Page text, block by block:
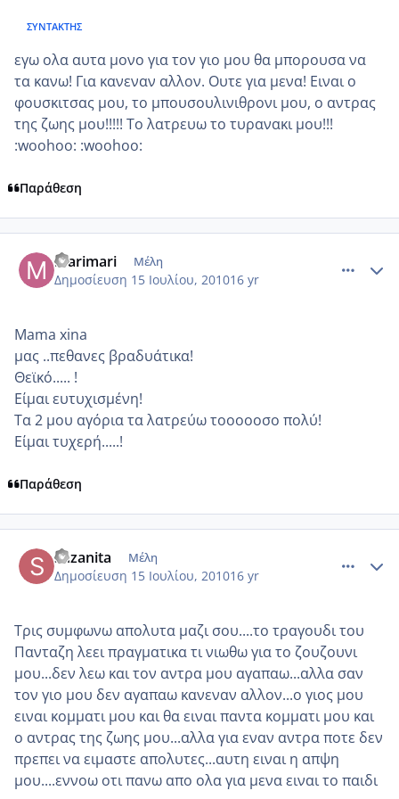
ΣΥΝΤΆΚΤΗΣ
εγω ολα αυτα μονο για τον γιο μου θα μπορουσα να
τα κανω! Για κανεναν αλλον. Ουτε για μενα! Ειναι ο
φουσκιτσας μου, το μπουσουλινιθρονι μου, ο αντρας
της ζωης μου!!!!! Το λατρευω το τυρανακι μου!!!
:woohoo: :woohoo:
Παράθεση
marimari Μέλη
Δημοσίευση 15 Ιουλίου, 201016 yr
Mama xina
μας ..πεθανες βραδυάτικα!
Θεϊκό..... !
Είμαι ευτυχισμένη!
Τα 2 μου αγόρια τα λατρεύω τοοοοοσο πολύ!
Είμαι τυχερή.....!
Παράθεση
suzanita Μέλη
Δημοσίευση 15 Ιουλίου, 201016 yr
Τρις συμφωνω απολυτα μαζι σου....το τραγουδι του
Πανταζη λεει πραγματικα τι νιωθω για το ζουζουνι
μου...δεν λεω και τον αντρα μου αγαπαω...αλλα σαν
τον γιο μου δεν αγαπαω κανεναν αλλον...ο γιος μου
ειναι κομματι μου και θα ειναι παντα κομματι μου και
ο αντρας της ζωης μου...αλλα για εναν αντρα ποτε δεν
πρεπει να ειμαστε απολυτες...αυτη ειναι η απψη
μου....εννοω οτι πανω απο ολα για μενα ειναι το παιδι